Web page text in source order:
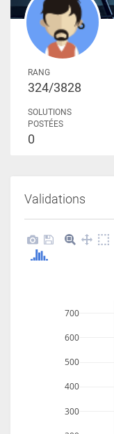
RANG
324/3828
SOLUTIONS
POSTÉES
0
Validations
300
400
500
600
700